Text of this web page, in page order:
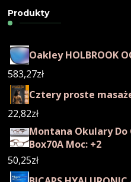
Produkty
Oakley HOLBROOK
583,27zł
Cztery proste
22,82zł
Montana Okulary
Box70A Moc: +2
50,25zł